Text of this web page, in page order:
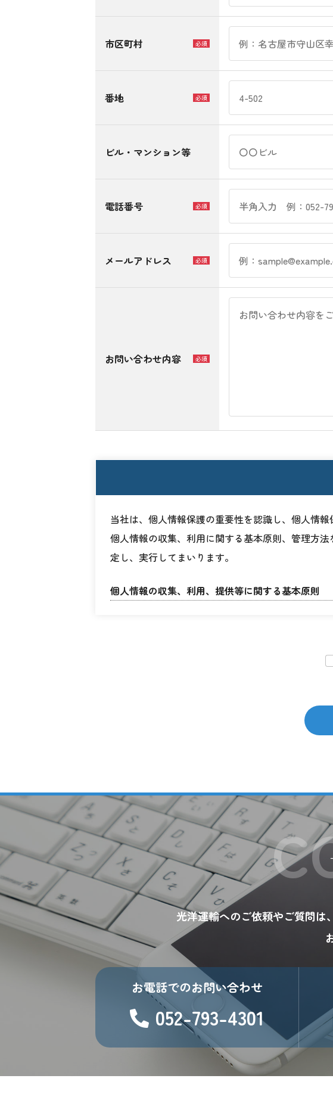
市区町村 必須
番地 必須
ビル・マンション等
電話番号 必須
メールアドレス 必須
お問い合わせ内容 必須
当社は、個人情報保護の重要性を認識し、個人情
個人情報の収集、利用に関する基本原則、管理方
定し、実行してまいります。
個人情報の収集、利用、提供等に関する基本原則
個人の利益を侵害する可能性が高い機微な情
事項、事故時の責任分担、契約終了時の個人
個人情報は、本人の同意を得た範囲内で利用、
当社が直接収集または外部から業務を受託する
よび漏洩等を防止するための措置を講じます。
個人情報の処理を伴う業務を外部から受託す
段によって収集したものであることを確認しま
法令及びその他の規範について
当社は、個人情報の保護に関係する日本の法令及
本人からのお問い合わせ
本人からの個人情報の取扱いに関するお問い合わ
このページの内容に関するご質問及びお客様がご
合わせください。
光洋運輸へのご依頼やご質問は、
お電話でのお問い合わせ
052-793-4301